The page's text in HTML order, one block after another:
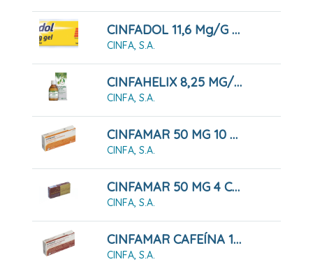
CINFADOL 11,6 Mg/g GEL,1 Tubo De 100 G
CINFA, S.A.
CINFAHELIX 8,25 MG/ML JARABE 100 ML
CINFA, S.A.
CINFAMAR 50 MG 10 COMPRIMIDOS RECUBIERTOS
CINFA, S.A.
CINFAMAR 50 MG 4 COMPRIMIDOS RECUBIERTOS
CINFA, S.A.
CINFAMAR CAFEÍNA 10 COMPRIMIDOS RECUBIERTOS
CINFA, S.A.